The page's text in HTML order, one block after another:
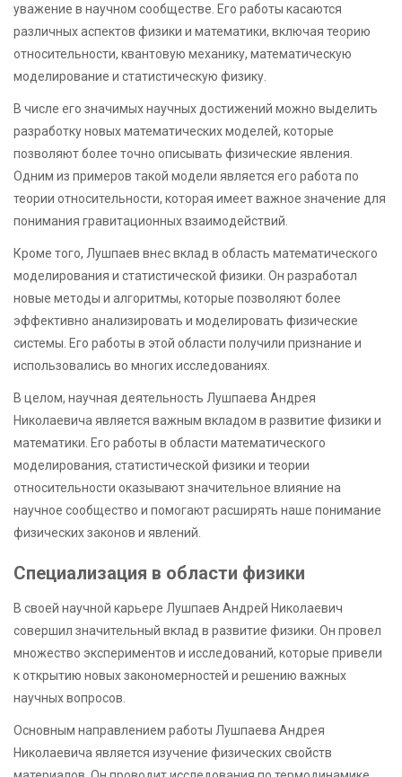
уважение в научном сообществе. Его работы касаются
различных аспектов физики и математики, включая теорию
относительности, квантовую механику, математическую
моделирование и статистическую физику.
В числе его значимых научных достижений можно выделить
разработку новых математических моделей, которые
позволяют более точно описывать физические явления.
Одним из примеров такой модели является его работа по
теории относительности, которая имеет важное значение для
понимания гравитационных взаимодействий.
Кроме того, Лушпаев внес вклад в область математического
моделирования и статистической физики. Он разработал
новые методы и алгоритмы, которые позволяют более
эффективно анализировать и моделировать физические
системы. Его работы в этой области получили признание и
использовались во многих исследованиях.
В целом, научная деятельность Лушпаева Андрея
Николаевича является важным вкладом в развитие физики и
математики. Его работы в области математического
моделирования, статистической физики и теории
относительности оказывают значительное влияние на
научное сообщество и помогают расширять наше понимание
физических законов и явлений.
Специализация в области физики
В своей научной карьере Лушпаев Андрей Николаевич
совершил значительный вклад в развитие физики. Он провел
множество экспериментов и исследований, которые привели
к открытию новых закономерностей и решению важных
научных вопросов.
Основным направлением работы Лушпаева Андрея
Николаевича является изучение физических свойств